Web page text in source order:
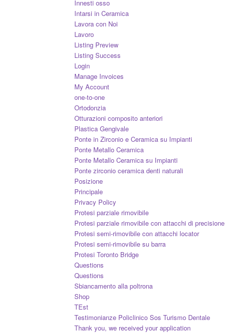
Innesti osso
Intarsi in Ceramica
Lavora con Noi
Lavoro
Listing Preview
Listing Success
Login
Manage Invoices
My Account
one-to-one
Ortodonzia
Otturazioni composito anteriori
Plastica Gengivale
Ponte in Zirconio e Ceramica su Impianti
Ponte Metallo Ceramica
Ponte Metallo Ceramica su Impianti
Ponte zirconio ceramica denti naturali
Posizione
Principale
Privacy Policy
Protesi parziale rimovibile
Protesi parziale rimovibile con attacchi di precisione
Protesi semi-rimovibile con attacchi locator
Protesi semi-rimovibile su barra
Protesi Toronto Bridge
Questions
Questions
Sbiancamento alla poltrona
Shop
TEst
Testimonianze Policlinico Sos Turismo Dentale
Thank you, we received your application